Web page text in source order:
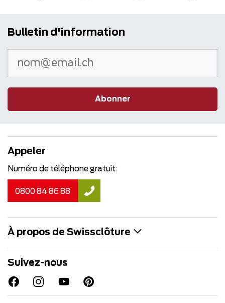
Bulletin d'information
Abonner
Appeler
Numéro de téléphone gratuit:
0800 84 86 88
À propos de Swissclôture
Suivez-nous